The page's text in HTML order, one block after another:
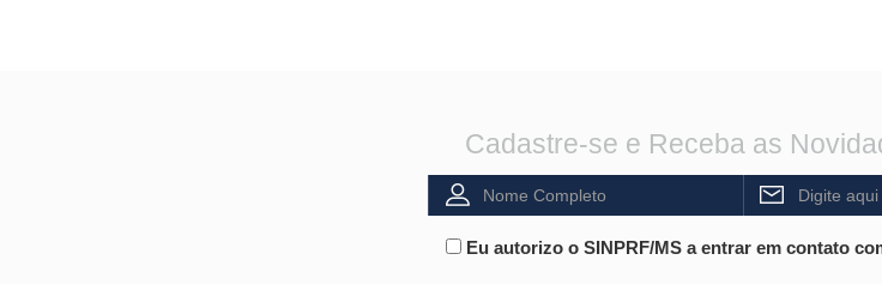
Cadastre-se e Receba as
Eu autorizo o SINPRF/MS a entrar em contato